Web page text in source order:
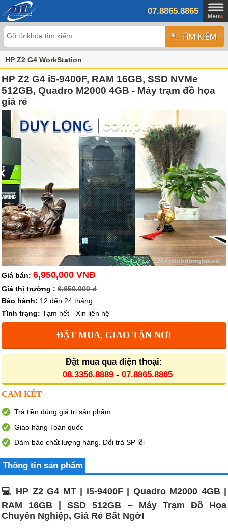
07.8865.8865
HP Z2 G4 WorkStation
HP Z2 G4 i5-9400F, RAM 16GB, SSD NVMe
512GB, Quadro M2000 4GB - Máy trạm đồ họa
giá rẻ
Giá bán: 6,950,000 VNĐ
Giá thị trường : 6,950,000 đ
Bảo hành: 12 đến 24 tháng
Tình trạng: Tạm hết - Xin liên hệ
ĐẶT MUA, GIAO TẬN NƠI
Đặt mua qua điện thoại:
08.3356.8889- 07.8865.8865
CAM KẾT
Trả tiền đúng giá trị sản phẩm
Giao hàng Toàn quốc
Đảm bảo chất lượng hàng. Đổi trả SP lỗi
Thông tin sản phẩm
💻 HP Z2 G4 MT | i5-9400F | Quadro M2000 4GB |
RAM 16GB | SSD 512GB – Máy Trạm Đồ Họa
Chuyên Nghiệp, Giá Rẻ Bất Ngờ!